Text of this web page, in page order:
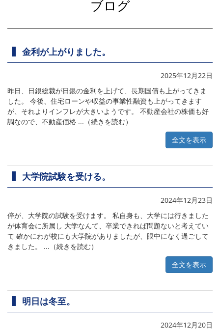
ブログ
金利が上がりました。
2025年12月22日
昨日、日銀総裁が日銀の金利を上げて、長期国債も上がってきま
した。 今後、住宅ローンや収益の事業性融資も上がってきます
が、それよりインフレが大きいようです。 不動産会社の株価も好
調なので、不動産価格 ...（続きを読む）
全文を表示
大学院試験を受ける。
2024年12月23日
倅が、大学院の試験を受けます。 私自身も、大学には行きました
が体育会に所属し 大学なんて、卒業できれば問題ないと考えてい
て 確かにわが校にも大学院がありましたが、眼中になく過ごして
きました。 ...（続きを読む）
全文を表示
明日は冬至。
2024年12月20日